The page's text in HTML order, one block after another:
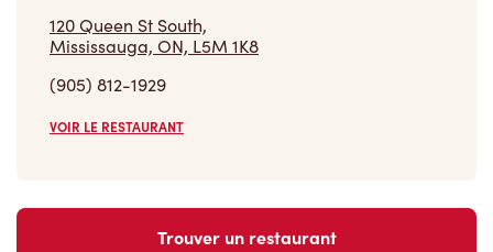
120 Queen St South,
Mississauga, ON, L5M 1K8
(905) 812-1929
VOIR LE RESTAURANT
Trouver un restaurant